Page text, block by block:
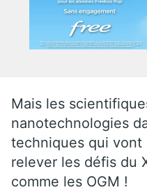
Mais les
nanotechnologies
techniques qui vont
relever les défis du
comme les OGM !